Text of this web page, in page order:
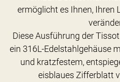
ermöglicht es Ihnen, Ihren
Diese Ausführung der
ein 316L-Edelstahlgehäuse
und kratzfestem,
eisblaues Zifferblatt